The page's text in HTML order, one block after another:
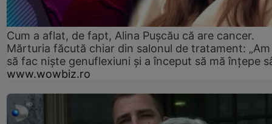
Cum a aflat, de fapt, Alina Pușcău că are cancer.
Mărturia făcută chiar din salonul de tratament:
să fac niște genuflexiuni și a început să mă înțepe
www.wowbiz.ro